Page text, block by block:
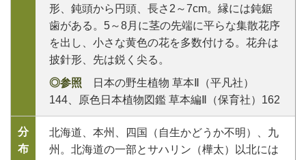
形、鈍頭から円頭、長さ2～7cm。縁には鈍鋸
歯がある。5～8月に茎の先端に平らな集散花序
を出し、小さな黄色の花を多数付ける。花弁は
披針形、先は鋭く尖る。
◎参照 日本の野生植物 草本Ⅱ（平凡社）
144、原色日本植物図鑑 草本編Ⅱ（保育社）162
分
布
北海道、本州、四国（自生かどうか不明）、九
州。北海道の一部とサハリン（樺太）以北には